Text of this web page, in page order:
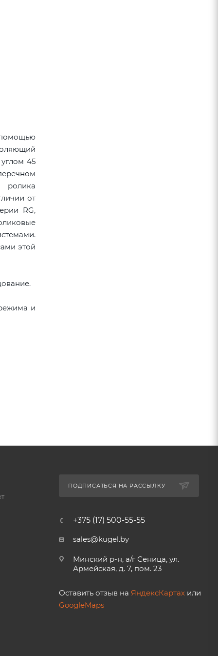
помощью
45
ролика
от
RG,
этой
и
ПОДПИСАТЬСЯ НА РАССЫЛКУ
+375 (17) 500-55-55
sales@kugel.by
Минский р-н, а/г Сеница, ул.
Армейская, д. 7, пом. 23
Оставить отзыв на ЯндексКартахили
GoogleMaps